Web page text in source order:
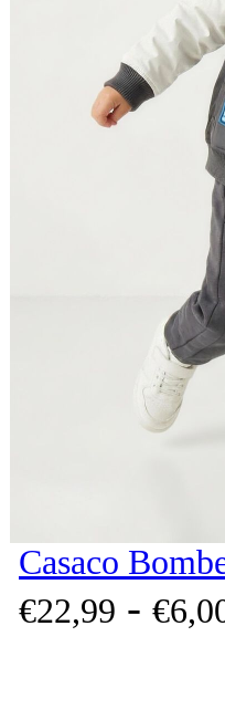
Casaco
€22,99 - €6,